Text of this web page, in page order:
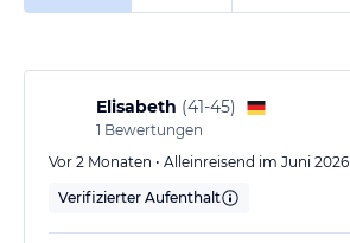
Elisabeth (41-45)
1 Bewertungen
Vor 2 Monaten • Alleinreisend im Juni 2026
Verifizierter Aufenthalt